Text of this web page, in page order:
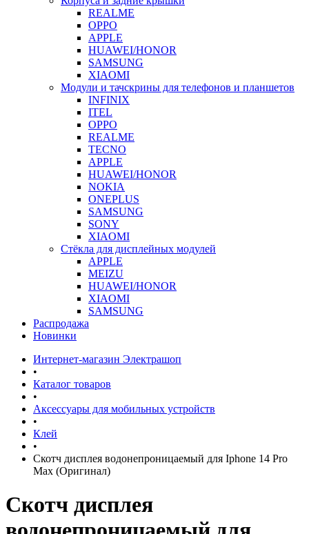
REALME
OPPO
APPLE
HUAWEI/HONOR
SAMSUNG
XIAOMI
Модули и тачскрины для телефонов и планшетов
INFINIX
ITEL
OPPO
REALME
TECNO
APPLE
HUAWEI/HONOR
NOKIA
ONEPLUS
SAMSUNG
SONY
XIAOMI
Стёкла для дисплейных модулей
APPLE
MEIZU
HUAWEI/HONOR
XIAOMI
SAMSUNG
Распродажа
Новинки
Интернет-магазин Электрашоп
•
Каталог товаров
•
Аксессуары для мобильных устройств
•
Клей
•
Скотч дисплея водонепроницаемый для Iphone 14 Pro
Max (Оригинал)
Скотч дисплея